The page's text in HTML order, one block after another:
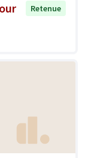
Retenue